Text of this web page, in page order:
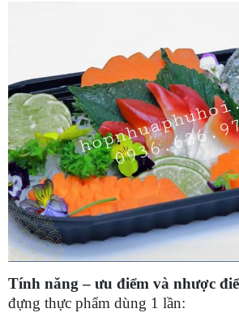
Tính năng – ưu điểm và nhược
đựng thực phẩm dùng 1 lần: